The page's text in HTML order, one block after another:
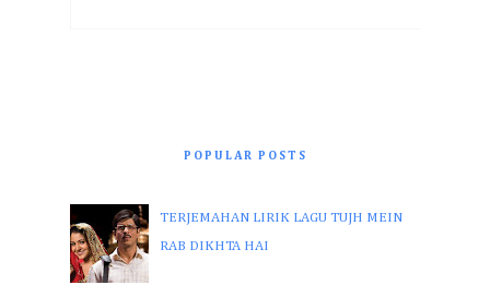
POPULAR POSTS
TERJEMAHAN LIRIK LAGU TUJH MEIN
RAB DIKHTA HAI